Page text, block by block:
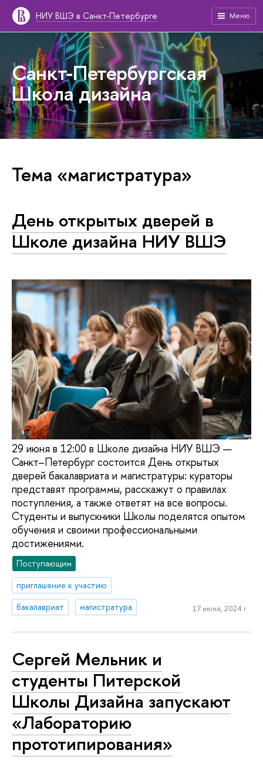
НИУ ВШЭ в Санкт-Петербурге Меню
Санкт-Петербургская
Школа дизайна
Тема «магистратура»
День открытых дверей в
Школе дизайна НИУ ВШЭ
29 июня в 12:00 в Школе дизайна НИУ ВШЭ —
Санкт–Петербург состоится День открытых
дверей бакалавриата и магистратуры: кураторы
представят программы, расскажут о правилах
поступления, а также ответят на все вопросы.
Студенты и выпускники Школы поделятся опытом
обучения и своими профессиональными
достижениями.
Поступающим
приглашение к участию
бакалавриат
магистратура 17 июня, 2024 г.
Сергей Мельник и
студенты Питерской
Школы Дизайна запускают
«Лабораторию
прототипирования»